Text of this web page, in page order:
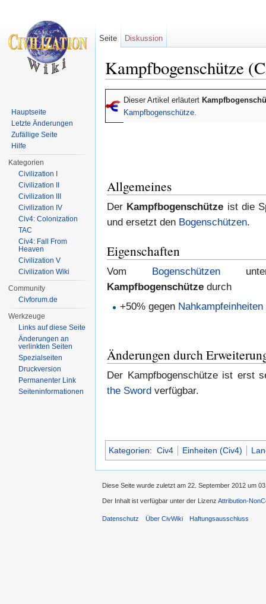
Kampfbogenschütze
Dieser Artikel erläutert
Kampfbogenschütze.
Allgemeines
Der Kampfbogenschütze ist die
und ersetzt den Bogenschützen.
Eigenschaften
Vom Bogenschützen
Kampfbogenschütze durch
+50% gegen Nahkampfeinheiten
Änderungen durch
Der Kampfbogenschütze ist erst
the Sword verfügbar.
Kategorien: Civ4 Einheiten (Civ4)
Seite Diskussion
Hauptseite
Letzte Änderungen
Zufällige Seite
Hilfe
Kategorien
Civilization I
Civilization II
Civilization III
Civilization IV
Civ4: Colonization
TAC
Civ4: Fall From
Heaven
Civilization V
Civilization Wiki
Community
Civforum.de
Werkzeuge
Links auf diese Seite
Änderungen an
verlinkten Seiten
Spezialseiten
Druckversion
Permanenter Link
Seiten­informationen
Diese Seite wurde zuletzt am 22. September 2012 um
Der Inhalt ist verfügbar unter der Lizenz Attribution-
Datenschutz Über CivWiki Haftungsausschluss